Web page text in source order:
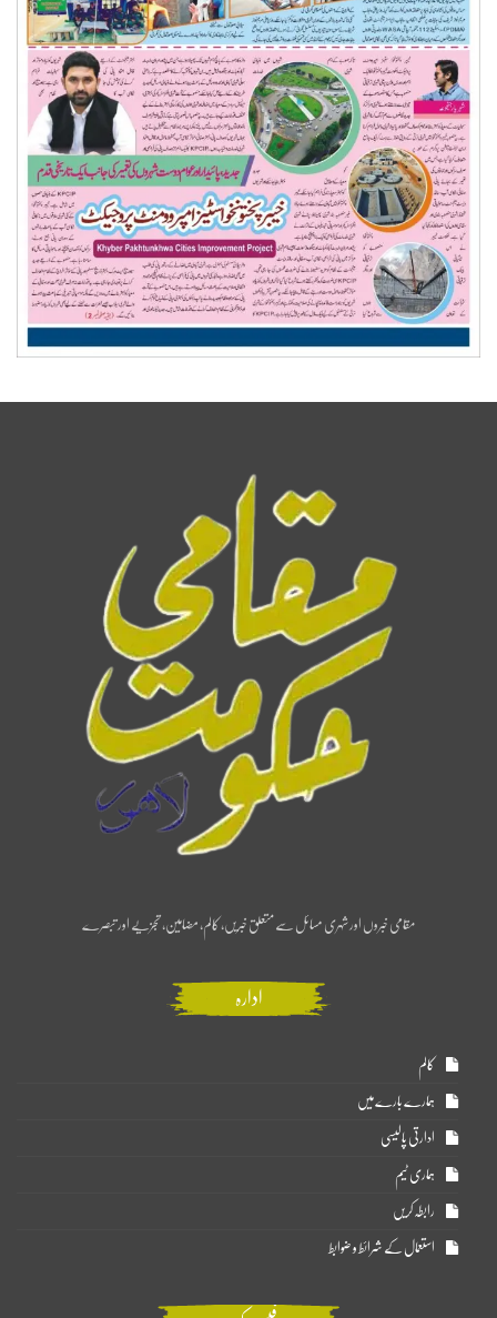
مقامی خبروں اور شہری مسائل سے متعلق خبریں، کالم، مضامین، تجزیے اور تبصرے
ادارہ
کالم
ہمارے بارے میں
ادارتی پالیسی
ہماری ٹیم
رابطہ کریں
استعمال کے شرائط و ضوابط